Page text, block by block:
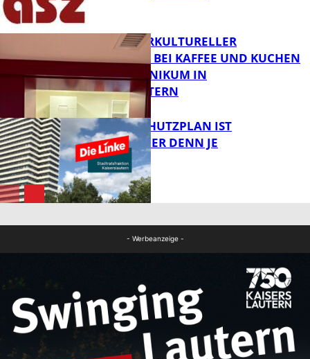
FB News
FB News
FB Gesundheit
NEUER INTERKULTURELLER
TREFFPUNKT BEI KAFFEE UND KUCHEN
IM PFALZKLINIKUM IN
KAISERSLAUTERN
EIN HITZESCHUTZPLAN IST
NOTWENDIGER DENN JE
- Werbeanzeige -